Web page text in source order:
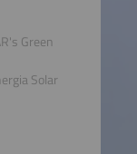
Green
Solar